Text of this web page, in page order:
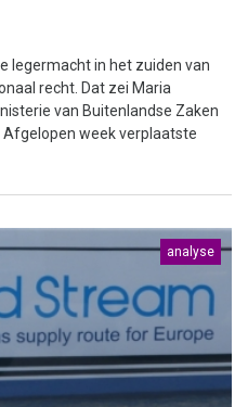
legermacht in het zuiden van
recht. Dat zei Maria
van Buitenlandse Zaken
week verplaatste
analyse